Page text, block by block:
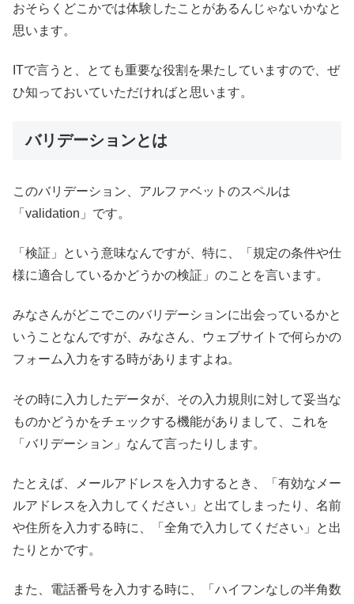
おそらくどこかでは体験したことがあるんじゃないかなと
思います。
ITで言うと、とても重要な役割を果たしていますので、ぜ
ひ知っておいていただければと思います。
バリデーションとは
このバリデーション、アルファベットのスペルは
「validation」です。
「検証」という意味なんですが、特に、「規定の条件や仕
様に適合しているかどうかの検証」のことを言います。
みなさんがどこでこのバリデーションに出会っているかと
いうことなんですが、みなさん、ウェブサイトで何らかの
フォーム入力をする時がありますよね。
その時に入力したデータが、その入力規則に対して妥当な
ものかどうかをチェックする機能がありまして、これを
「バリデーション」なんて言ったりします。
たとえば、メールアドレスを入力するとき、「有効なメー
ルアドレスを入力してください」と出てしまったり、名前
や住所を入力する時に、「全角で入力してください」と出
たりとかです。
また、電話番号を入力する時に、「ハイフンなしの半角数